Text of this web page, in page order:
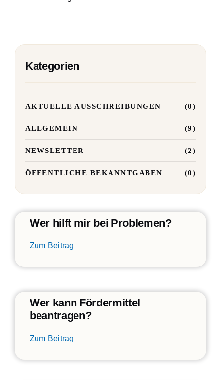
Kategorien
AKTUELLE AUSSCHREIBUNGEN (0)
ALLGEMEIN (9)
NEWSLETTER (2)
ÖFFENTLICHE BEKANNTGABEN (0)
Wer hilft mir bei Problemen?
Zum Beitrag
Wer kann Fördermittel
beantragen?
Zum Beitrag